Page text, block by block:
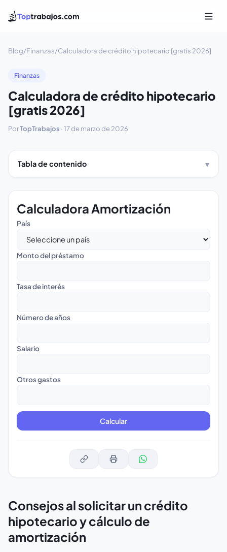
Blog/Finanzas/Calculadora de crédito hipotecario [gratis 2026]
Finanzas
Calculadora de crédito hipotecario
[gratis 2026]
PorTopTrabajos ·17 de marzo de 2026
Tabla de contenido
Calculadora Amortización
País
Monto del préstamo
Tasa de interés
Número de años
Salario
Otros gastos
Calcular
Consejos al solicitar un crédito
hipotecario y cálculo de
amortización